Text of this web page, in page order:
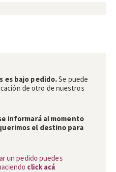
es bajo pedido.Se puede
de otro de nuestros
informará al momento
el destino para
un pedido puedes
click acá